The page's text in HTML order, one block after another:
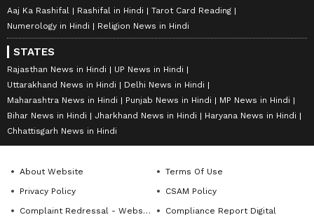
Aaj Ka Rashifal Rashifal in Hindi
Tarot Card Reading
Numerology in Hindi
Religion News in Hindi
STATES
Rajasthan News in Hindi
UP News in Hindi
Uttarakhand News in Hindi
Delhi News in Hindi
Maharashtra News in Hindi
Punjab News in Hindi
MP News in Hindi
Bihar News in Hindi
Jharkhand News in Hindi
Haryana News in Hindi
Chhattisgarh News in Hindi
About Website
Terms Of Use
Privacy Policy
CSAM Policy
Complaint Redressal - Website
Compliance Report Digital